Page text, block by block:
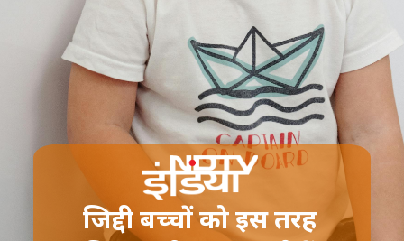
जिद्दी बच्चों को इस तरह